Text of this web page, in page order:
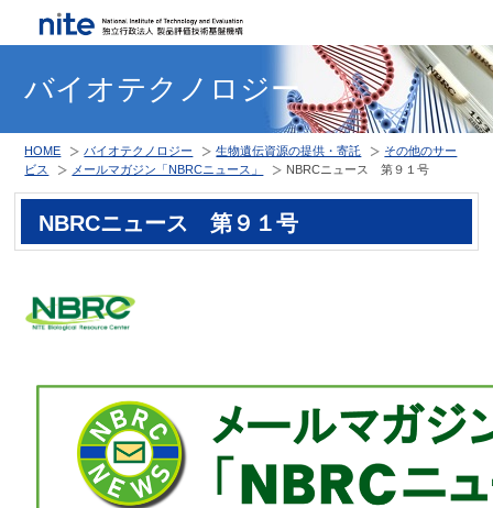
バイオテクノロジー
HOME バイオテクノロジー 生物遺伝資源の提供・寄託
その他のサー
ビス
メールマガジン「NBRCニュース」 NBRCニュース 第９１号
NBRCニュース 第９１号